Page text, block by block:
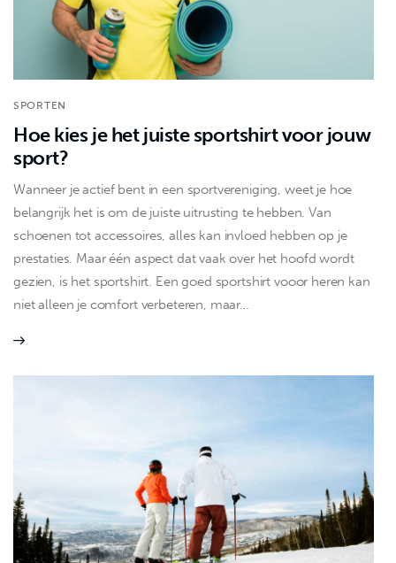
SPORTEN
Hoe kies je het juiste sportshirt voor jouw
sport?
Wanneer je actief bent in een sportvereniging, weet je hoe
belangrijk het is om de juiste uitrusting te hebben. Van
schoenen tot accessoires, alles kan invloed hebben op je
prestaties. Maar één aspect dat vaak over het hoofd wordt
gezien, is het sportshirt. Een goed sportshirt vooor heren kan
niet alleen je comfort verbeteren, maar…